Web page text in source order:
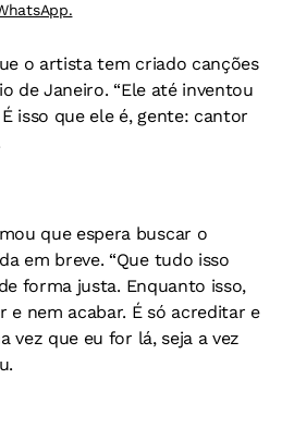
o artista tem criado canções
de Janeiro. “Ele até inventou
isso que ele é, gente: cantor
que espera buscar o
em breve. “Que tudo isso
forma justa. Enquanto isso,
e nem acabar. É só acreditar e
vez que eu for lá, seja a vez